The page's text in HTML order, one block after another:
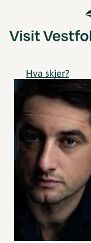
Hva skjer?